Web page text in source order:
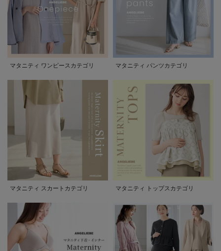
マタニティ ワンピースカテゴリ マタニティ パンツカテゴリ
マタニティ スカートカテゴリ マタニティ トップスカテゴリ